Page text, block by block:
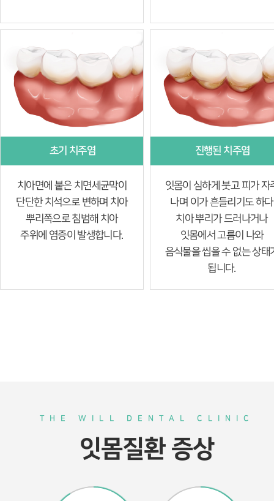
초기 치주염
치아면에 붙은 치면세균막이
단단한 치석으로 변하며 치아
뿌리쪽으로 침범해 치아
주위에 염증이 발생합니다.
진행된 치주염
잇몸이 심하게 붓고 피가 자
나며 이가 흔들리기도 하다
치아 뿌리가 드러나거나
잇몸에서 고름이 나와
음식물을 씹을 수 없는 상태
됩니다.
THE WILL DENTAL CLINIC
잇몸질환 증상